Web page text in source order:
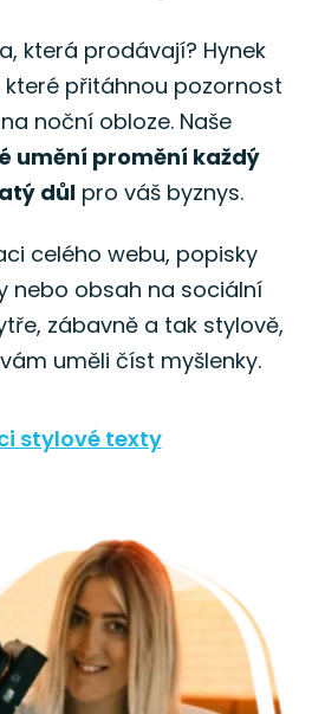
která prodávají? Hynek
přitáhnou pozornost
noční obloze. Naše
umění promění každý
důl pro váš byznys.
celého webu, popisky
nebo obsah na sociální
zábavně a tak stylově,
uměli číst myšlenky.
stylové texty